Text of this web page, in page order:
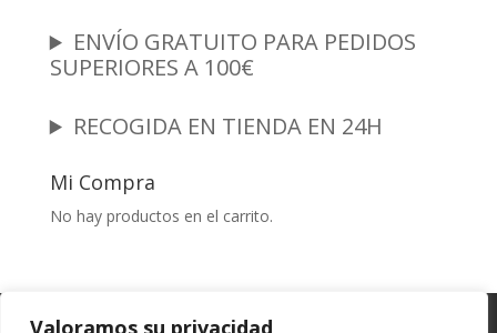
Valoramos su privacidad
ENVÍO GRATUITO PARA PEDIDOS
SUPERIORES A 100€
RECOGIDA EN TIENDA EN 24H
Mi Compra
No hay productos en el carrito.
Garantia y Autenticidad